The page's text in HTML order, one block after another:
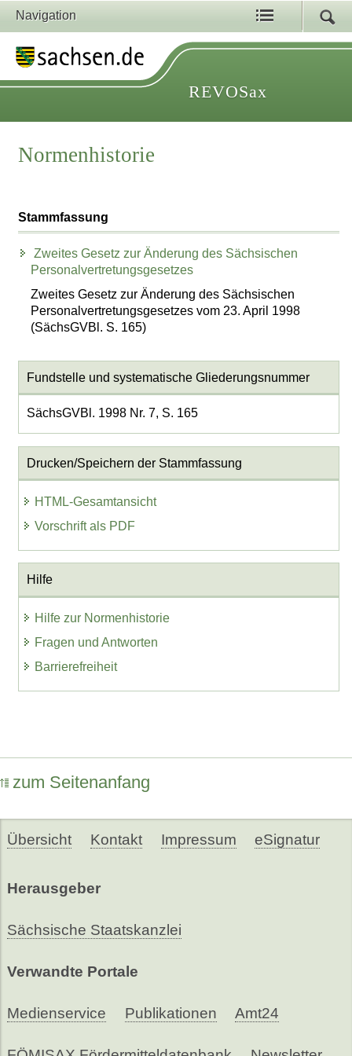
Navigation
REVOSax
Normenhistorie
Stammfassung
Zweites Gesetz zur Änderung des Sächsischen
Personalvertretungsgesetzes
Zweites Gesetz zur Änderung des Sächsischen
Personalvertretungsgesetzes vom 23. April 1998
(SächsGVBl. S. 165)
Fundstelle und systematische Gliederungsnummer
SächsGVBl. 1998 Nr. 7, S. 165
Drucken/Speichern der Stammfassung
HTML-Gesamtansicht
Vorschrift als PDF
Hilfe
Hilfe zur Normenhistorie
Fragen und Antworten
Barrierefreiheit
zum Seitenanfang
Übersicht Kontakt Impressum eSignatur
Herausgeber
Sächsische Staatskanzlei
Verwandte Portale
Medienservice Publikationen Amt24